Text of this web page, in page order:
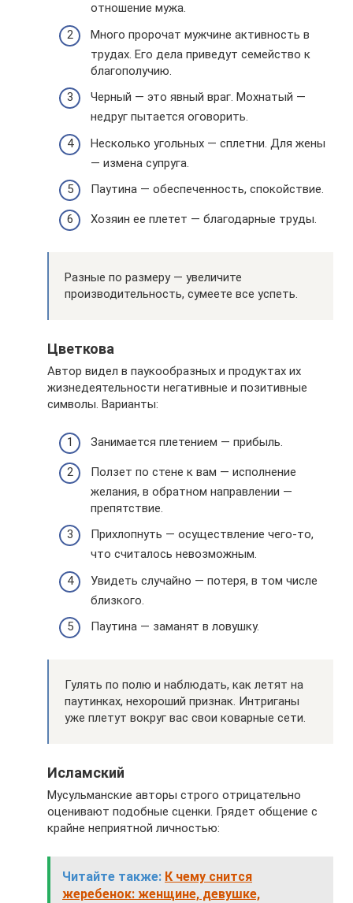
отношение мужа.
Много пророчат мужчине активность в
трудах. Его дела приведут семейство к
благополучию.
Черный — это явный враг. Мохнатый —
недруг пытается оговорить.
Несколько угольных — сплетни. Для жены
— измена супруга.
Паутина — обеспеченность, спокойствие.
Хозяин ее плетет — благодарные труды.
Разные по размеру — увеличите
производительность, сумеете все успеть.
Цветкова
Автор видел в паукообразных и продуктах их
жизнедеятельности негативные и позитивные
символы. Варианты:
Занимается плетением — прибыль.
Ползет по стене к вам — исполнение
желания, в обратном направлении —
препятствие.
Прихлопнуть — осуществление чего-то,
что считалось невозможным.
Увидеть случайно — потеря, в том числе
близкого.
Паутина — заманят в ловушку.
Гулять по полю и наблюдать, как летят на
паутинках, нехороший признак. Интриганы
уже плетут вокруг вас свои коварные сети.
Исламский
Мусульманские авторы строго отрицательно
оценивают подобные сценки. Грядет общение с
крайне неприятной личностью:
Читайте также: К чему снится
жеребенок: женщине, девушке,